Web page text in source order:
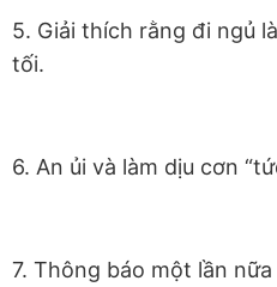
5. Giải thích rằng đi ngủ
tối.
6. An ủi và làm dịu cơn
7. Thông báo một lần